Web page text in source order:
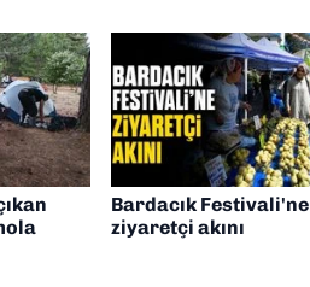
Bardacık Festivali'ne
ziyaretçi akını